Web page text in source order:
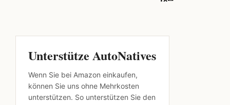
Unterstütze AutoNatives
Wenn Sie bei Amazon einkaufen,
können Sie uns ohne Mehrkosten
unterstützen. So unterstützen Sie den